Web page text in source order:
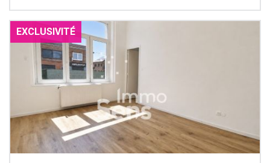
EXCLUSIVITÉ